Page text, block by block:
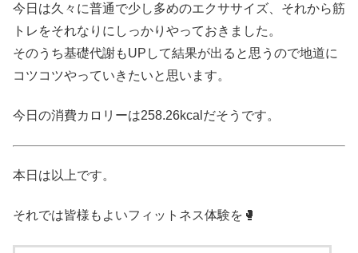
今日は久々に普通で少し多めのエクササイズ、それから筋
トレをそれなりにしっかりやっておきました。
そのうち基礎代謝もUPして結果が出ると思うので地道に
コツコツやっていきたいと思います。
今日の消費カロリーは258.26kcalだそうです。
本日は以上です。
それでは皆様もよいフィットネス体験を🥊